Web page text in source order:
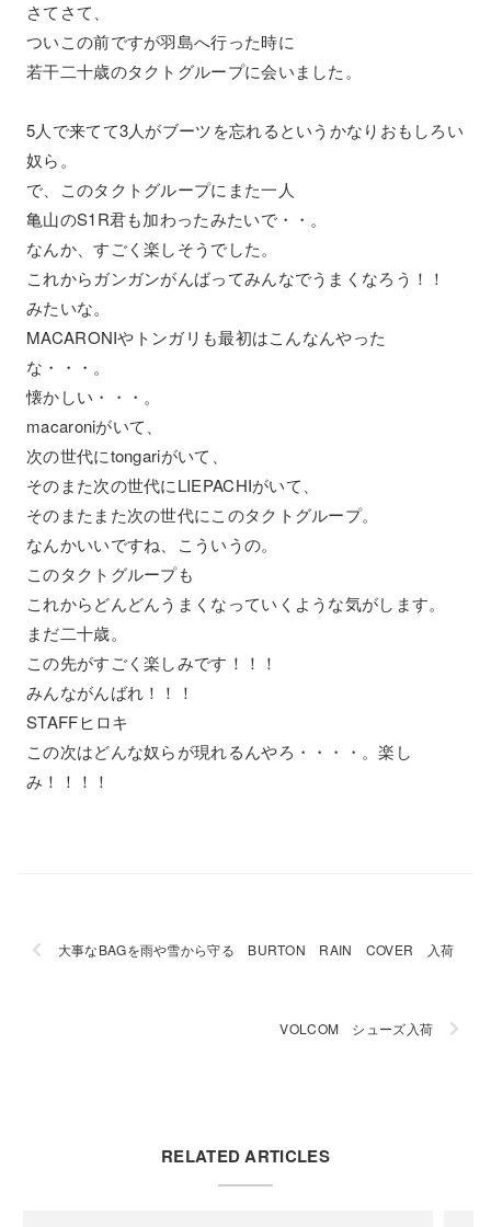
さてさて、
ついこの前ですが羽島へ行った時に
若干二十歳のタクトグループに会いました。
5人で来てて3人がブーツを忘れるというかなりおもしろい
奴ら。
で、このタクトグループにまた一人
亀山のS1R君も加わったみたいで・・。
なんか、すごく楽しそうでした。
これからガンガンがんばってみんなでうまくなろう！！
みたいな。
MACARONIやトンガリも最初はこんなんやった
な・・・。
懐かしい・・・。
macaroniがいて、
次の世代にtongariがいて、
そのまた次の世代にLIEPACHIがいて、
そのまたまた次の世代にこのタクトグループ。
なんかいいですね、こういうの。
このタクトグループも
これからどんどんうまくなっていくような気がします。
まだ二十歳。
この先がすごく楽しみです！！！
みんながんばれ！！！
STAFFヒロキ
この次はどんな奴らが現れるんやろ・・・・。楽し
み！！！！
大事なBAGを雨や雪から守る BURTON RAIN COVER 入荷
VOLCOM シューズ入荷
RELATED ARTICLES